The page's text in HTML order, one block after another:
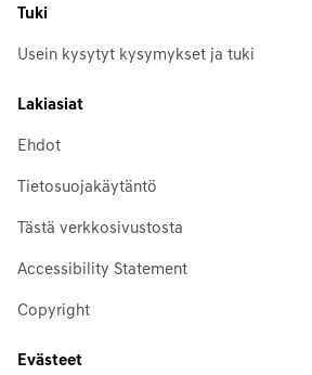
Tuki
Usein kysytyt kysymykset ja tuki
Lakiasiat
Ehdot
Tietosuojakäytäntö
Tästä verkkosivustosta
Accessibility Statement
Copyright
Evästeet